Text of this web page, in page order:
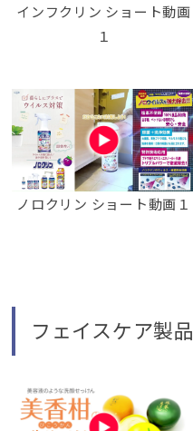
インフクリン ショート動画
１
ノロクリン ショート動画１
フェイスケア製品